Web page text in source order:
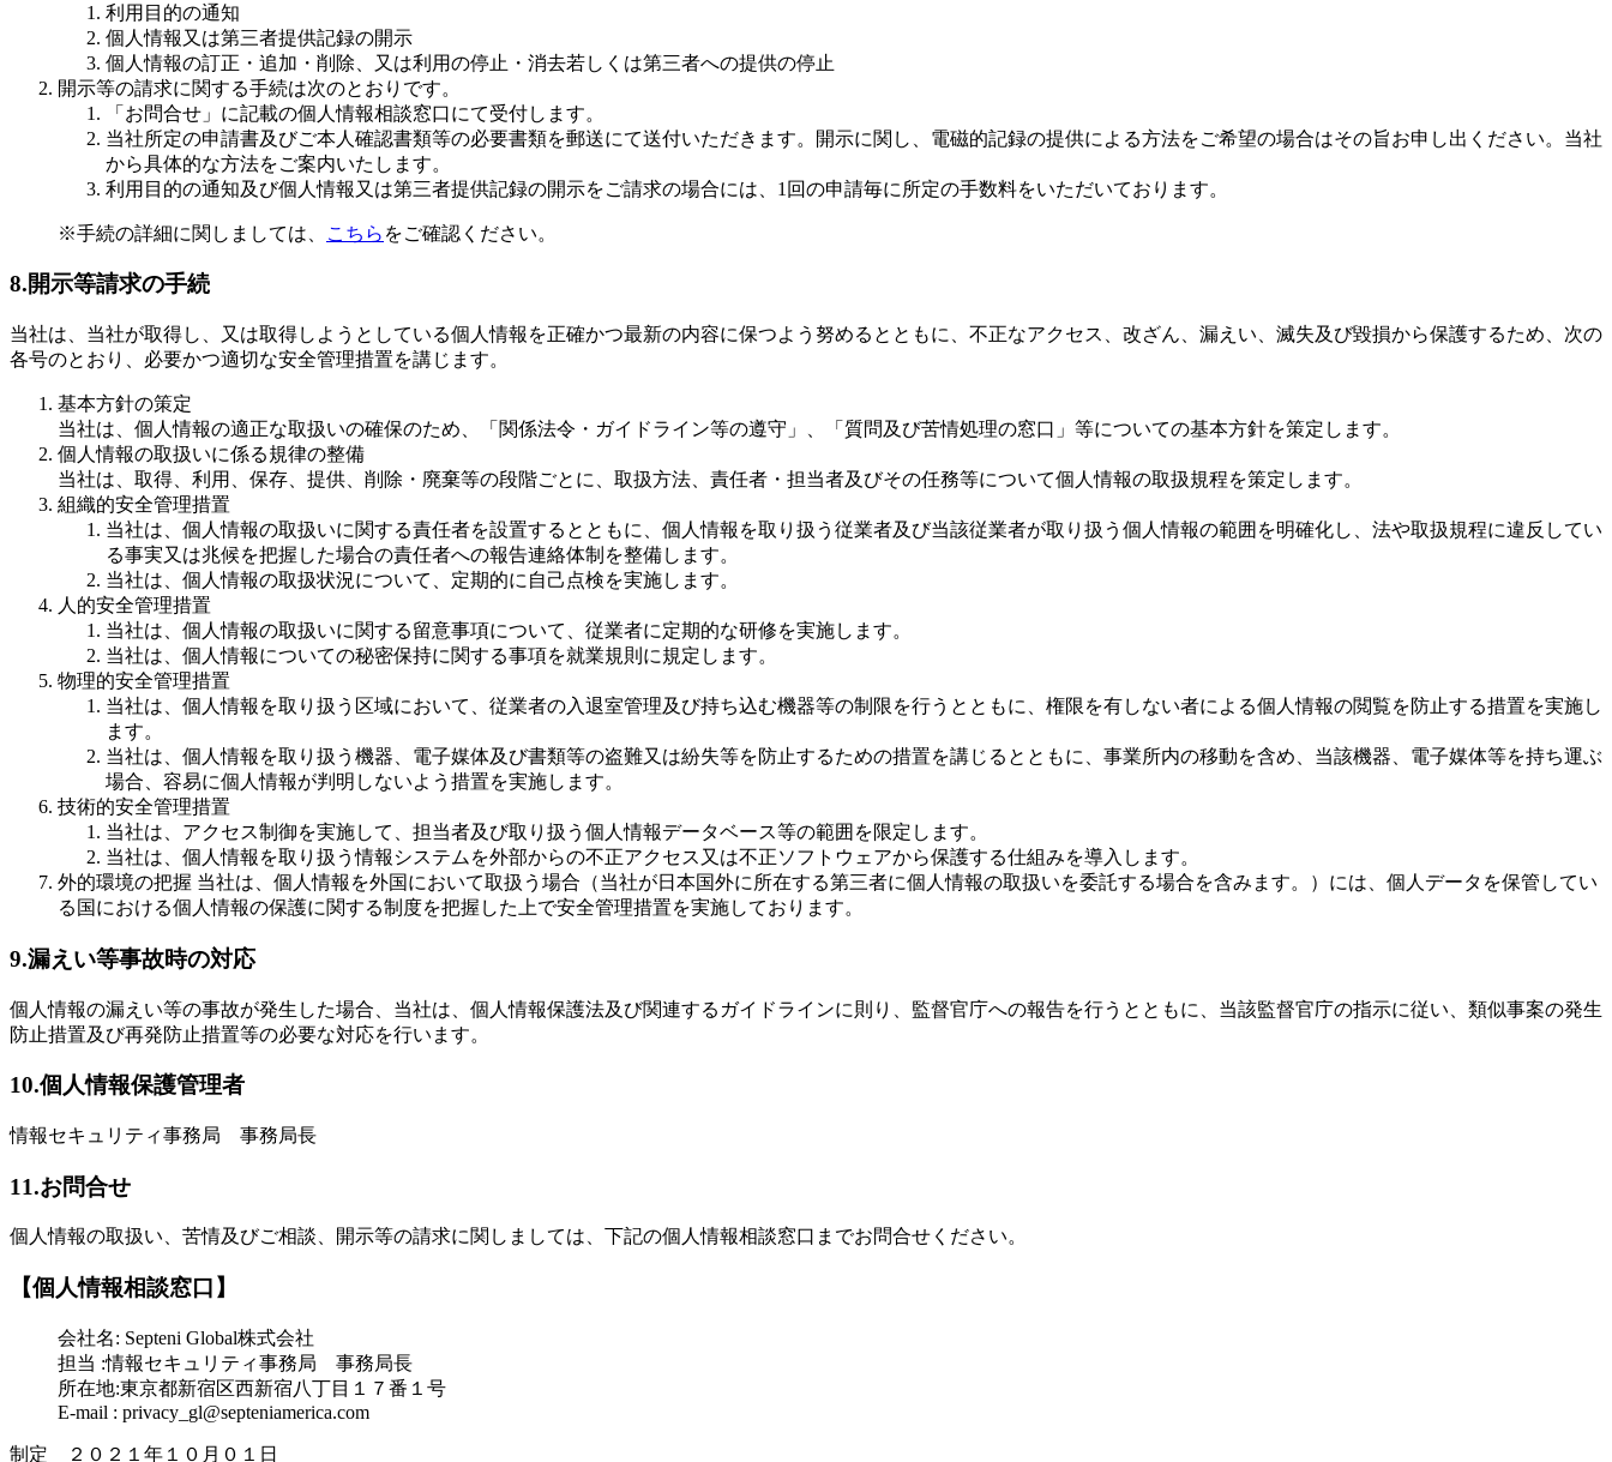
利用目的の通知
個人情報又は第三者提供記録の開示
個人情報の訂正・追加・削除、又は利用の停止・消去若しくは第三者への提供の停止
開示等の請求に関する手続は次のとおりです。
「お問合せ」に記載の個人情報相談窓口にて受付します。
当社所定の申請書及びご本人確認書類等の必要書類を郵送にて送付いただきます。開示に関し、電磁的記録の提供による方法をご希望の場合はその旨お申し出ください。当社
から具体的な方法をご案内いたします。
利用目的の通知及び個人情報又は第三者提供記録の開示をご請求の場合には、1回の申請毎に所定の手数料をいただいております。
※手続の詳細に関しましては、 こちら をご確認ください。
8.開示等請求の手続
当社は、当社が取得し、又は取得しようとしている個人情報を正確かつ最新の内容に保つよう努めるとともに、不正なアクセス、改ざん、漏えい、滅失及び毀損から保護するため、次の
各号のとおり、必要かつ適切な安全管理措置を講じます。
基本方針の策定
当社は、個人情報の適正な取扱いの確保のため、「関係法令・ガイドライン等の遵守」、「質問及び苦情処理の窓口」等についての基本方針を策定します。
個人情報の取扱いに係る規律の整備
当社は、取得、利用、保存、提供、削除・廃棄等の段階ごとに、取扱方法、責任者・担当者及びその任務等について個人情報の取扱規程を策定します。
組織的安全管理措置
当社は、個人情報の取扱いに関する責任者を設置するとともに、個人情報を取り扱う従業者及び当該従業者が取り扱う個人情報の範囲を明確化し、法や取扱規程に違反してい
る事実又は兆候を把握した場合の責任者への報告連絡体制を整備します。
当社は、個人情報の取扱状況について、定期的に自己点検を実施します。
人的安全管理措置
当社は、個人情報の取扱いに関する留意事項について、従業者に定期的な研修を実施します。
当社は、個人情報についての秘密保持に関する事項を就業規則に規定します。
物理的安全管理措置
当社は、個人情報を取り扱う区域において、従業者の入退室管理及び持ち込む機器等の制限を行うとともに、権限を有しない者による個人情報の閲覧を防止する措置を実施し
ます。
当社は、個人情報を取り扱う機器、電子媒体及び書類等の盗難又は紛失等を防止するための措置を講じるとともに、事業所内の移動を含め、当該機器、電子媒体等を持ち運ぶ
場合、容易に個人情報が判明しないよう措置を実施します。
技術的安全管理措置
当社は、アクセス制御を実施して、担当者及び取り扱う個人情報データベース等の範囲を限定します。
当社は、個人情報を取り扱う情報システムを外部からの不正アクセス又は不正ソフトウェアから保護する仕組みを導入します。
外的環境の把握 当社は、個人情報を外国において取扱う場合（当社が日本国外に所在する第三者に個人情報の取扱いを委託する場合を含みます。）には、個人データを保管してい
る国における個人情報の保護に関する制度を把握した上で安全管理措置を実施しております。
9.漏えい等事故時の対応
個人情報の漏えい等の事故が発生した場合、当社は、個人情報保護法及び関連するガイドラインに則り、監督官庁への報告を行うとともに、当該監督官庁の指示に従い、類似事案の発生
防止措置及び再発防止措置等の必要な対応を行います。
10.個人情報保護管理者
情報セキュリティ事務局 事務局長
11.お問合せ
個人情報の取扱い、苦情及びご相談、開示等の請求に関しましては、下記の個人情報相談窓口までお問合せください。
【個人情報相談窓口】
会社名: Septeni Global株式会社
担当 :情報セキュリティ事務局 事務局長
所在地:東京都新宿区西新宿八丁目１７番１号
E-mail : privacy_gl@septeniamerica.com
制定 ２０２１年１０月０１日